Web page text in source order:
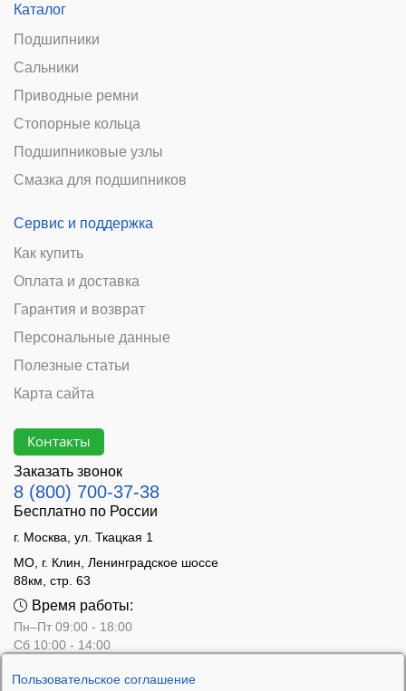
Пользовательское соглашение
Каталог
Подшипники
Сальники
Приводные ремни
Стопорные кольца
Подшипниковые узлы
Смазка для подшипников
Сервис и поддержка
Как купить
Оплата и доставка
Гарантия и возврат
Персональные данные
Полезные статьи
Карта сайта
Контакты
Заказать звонок
8 (800) 700-37-38
Бесплатно по России
г. Москва, ул. Ткацкая 1
МО, г. Клин, Ленинградское шоссе
88км, стр. 63
Время работы:
Пн–Пт 09:00 - 18:00
Сб 10:00 - 14:00